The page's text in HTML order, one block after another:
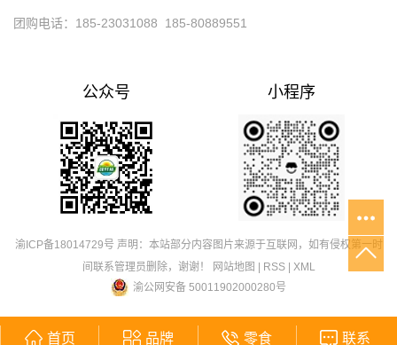
团购电话：185-23031088 185-80889551
公众号 小程序
渝ICP备18014729号 声明：本站部分内容图片来源于互联网，如有侵权第一时
间联系管理员删除，谢谢！
网站地图 RSS| XML
渝公网安备 50011902000280号
首页 品牌 零食 联系